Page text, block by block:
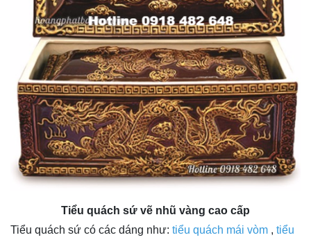
Tiểu quách sứ vẽ nhũ vàng cao cấp
Tiểu quách sứ có các dáng như: tiểu quách mái vòm , tiểu